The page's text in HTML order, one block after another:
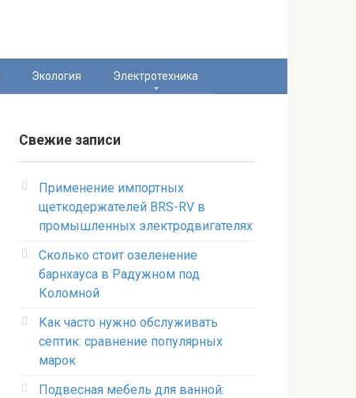
Экология Электротехника
Свежие записи
Применение импортных
щеткодержателей BRS-RV в
промышленных электродвигателях
Сколько стоит озеленение
барнхауса в Радужном под
Коломной
Как часто нужно обслуживать
септик: сравнение популярных
марок
Подвесная мебель для ванной: